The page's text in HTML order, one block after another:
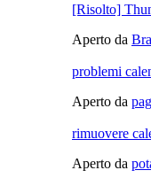
[Risolto]
Aperto da
problemi
Aperto da
rimuovere
Aperto da